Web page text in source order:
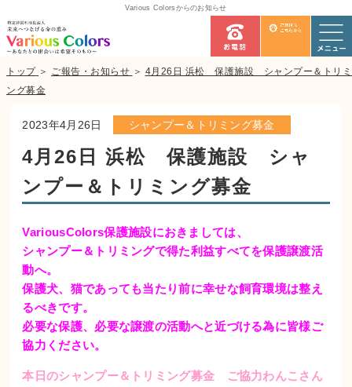
Various Colorsからのお知らせ
トップ ＞ ご報告・お知らせ ＞ 4月26日 浜松 保護施設 シャンプー＆トリミ
ング募金
2023年4月26日 シャンプー＆トリミング募金
4月26日 浜松 保護施設 シャ
ンプー＆トリミング募金
VariousColors保護施設におきましては、
シャンプー＆トリミングで得た利益すべてを保護譲渡活
動へ。
保護犬、猫であっても当たり前に幸せな飼育環境は整え
るべきです。
必要な保護、必要な譲渡の活動へと近づける為に皆様ご
協力ください。
本日のシャンプー＆トリミング募金 ご協力わんこさん